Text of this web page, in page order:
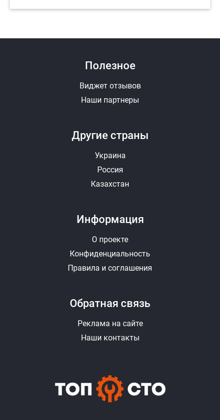
Другие страны
Украина
Россия
Казахстан
Полезное
Виджет отзывов
Наши партнеры
Информация
О проекте
Конфиденциальность
Правила и соглашения
Обратная связь
Реклама на сайте
Наши контакты